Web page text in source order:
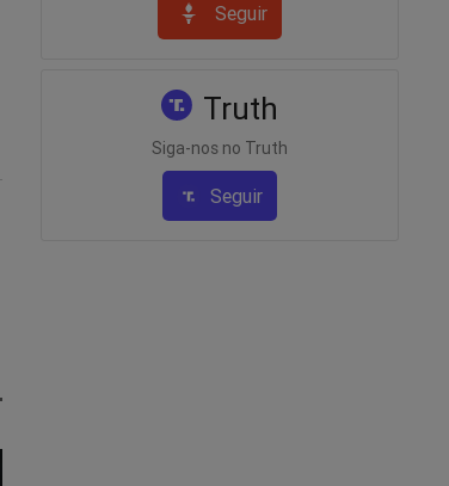
Seguir
Truth
Siga-nos no Truth
Seguir